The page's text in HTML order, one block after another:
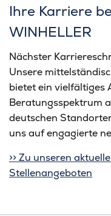
Ihre Karriere
WINHELLER
Nächster
Unsere
bietet ein vielfältiges
Beratungsspektrum
deutschen
uns auf engagierte
>> Zu unseren
Stellenangeboten